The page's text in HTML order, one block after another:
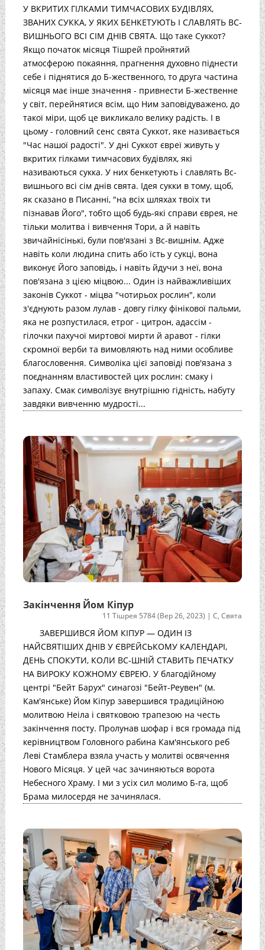
У ВКРИТИХ ГІЛКАМИ ТИМЧАСОВИХ БУДІВЛЯХ,
ЗВАНИХ СУККА, У ЯКИХ БЕНКЕТУЮТЬ І СЛАВЛЯТЬ ВС-
ВИШНЬОГО ВСІ СІМ ДНІВ СВЯТА. Що таке Суккот?
Якщо початок місяця Тішрей пройнятий
атмосферою покаяння, прагнення духовно піднести
себе і піднятися до Б-жественного, то друга частина
місяця має інше значення - привнести Б-жественне
у світ, перейнятися всім, що Ним заповідуважено, до
такої міри, щоб це викликало велику радість. І в
цьому - головний сенс свята Суккот, яке називається
"Час нашої радості". У дні Суккот євреї живуть у
вкритих гілками тимчасових будівлях, які
називаються сукка. У них бенкетують і славлять Вс-
вишнього всі сім днів свята. Ідея сукки в тому, щоб,
як сказано в Писанні, "на всіх шляхах твоїх ти
пізнавав Його", тобто щоб будь-які справи єврея, не
тільки молитва і вивчення Тори, а й навіть
звичайнісінькі, були пов'язані з Вс-вишнім. Адже
навіть коли людина спить або їсть у сукці, вона
виконує Його заповідь, і навіть йдучи з неї, вона
пов'язана з цією міцвою... Один із найважливіших
законів Суккот - міцва "чотирьох рослин", коли
з'єднують разом лулав - довгу гілку фінікової пальми,
яка не розпустилася, етрог - цитрон, адассім -
гілочки пахучої миртової мирти й аравот - гілки
скромної верби та вимовляють над ними особливе
благословення. Символіка цієї заповіді пов'язана з
поєднанням властивостей цих рослин: смаку і
запаху. Смак символізує внутрішню гідність, набуту
завдяки вивченню мудрості...
Закінчення Йом Кіпур
11 Тішрея 5784 (Вер 26, 2023) |С,Свята
ЗАВЕРШИВСЯ ЙОМ КІПУР — ОДИН ІЗ
НАЙСВЯТІШИХ ДНІВ У ЄВРЕЙСЬКОМУ КАЛЕНДАРІ,
ДЕНЬ СПОКУТИ, КОЛИ ВС-ШНІЙ СТАВИТЬ ПЕЧАТКУ
НА ВИРОКУ КОЖНОМУ ЄВРЕЮ. У благодійному
центрі "Бейт Барух" синагозі "Бейт-Реувен" (м.
Кам'янське) Йом Кіпур завершився традиційною
молитвою Неіла і святковою трапезою на честь
закінчення посту. Пролунав шофар і вся громада під
керівництвом Головного рабина Кам'янського реб
Леві Стамблера взяла участь у молитві освячення
Нового Місяця. У цей час зачиняються ворота
Небесного Храму. І ми з усіх сил молимо Б-га, щоб
Брама милосердя не зачинялася.